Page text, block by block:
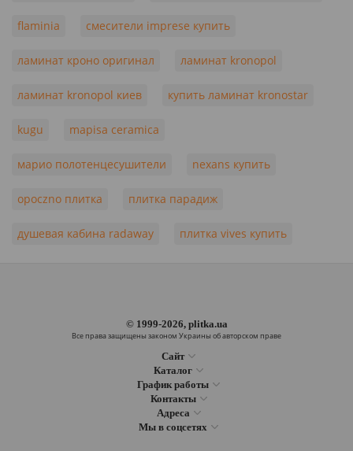
flaminia смесители imprese купить
ламинат кроно оригинал ламинат kronopol
ламинат kronopol киев купить ламинат kronostar
kugu mapisa ceramica
марио полотенцесушители nexans купить
opoczno плитка плитка парадиж
душевая кабина radaway плитка vives купить
© 1999-2026, plitka.ua
Все права защищены законом Украины об авторском праве
Сайт
Каталог
График работы
Контакты
Адреса
Мы в соцсетях